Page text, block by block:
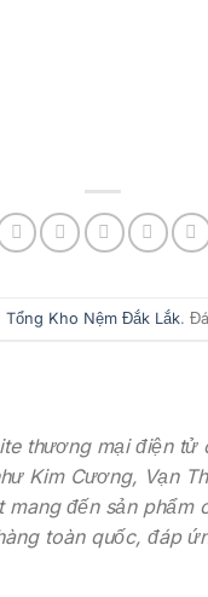
Tổng Kho Nệm Đắk Lắk.
thương mại điện tử
Kim Cương, Vạn
đến sản phẩm
toàn quốc, đáp